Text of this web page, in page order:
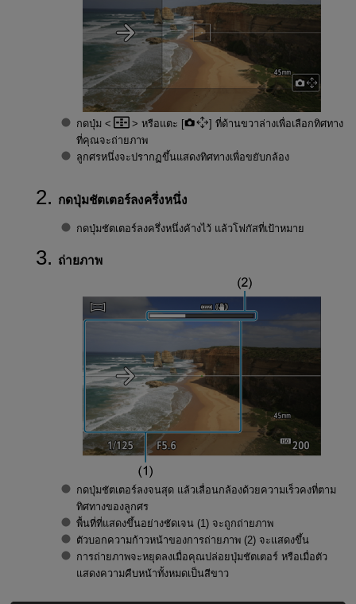
กดปุ่ม หรือแตะ [
] ที่ด้านขวาล่างเพื่อเลือกทิศทาง
ที่คุณจะถ่ายภาพ
ลูกศรหนึ่งจะปรากฏขึ้นแสดงทิศทางเพื่อขยับกล้อง
กดปุ่มชัตเตอร์ลงครึ่งหนึ่ง
กดปุ่มชัตเตอร์ลงครึ่งหนึ่งค้างไว้ แล้วโฟกัสที่เป้าหมาย
ถ่ายภาพ
กดปุ่มชัตเตอร์ลงจนสุด แล้วเลื่อนกล้องด้วยความเร็วคงที่ตาม
ทิศทางของลูกศร
พื้นที่ที่แสดงขึ้นอย่างชัดเจน (1) จะถูกถ่ายภาพ
ตัวบอกความก้าวหน้าของการถ่ายภาพ (2) จะแสดงขึ้น
การถ่ายภาพจะหยุดลงเมื่อคุณปล่อยปุ่มชัตเตอร์ หรือเมื่อตัว
แสดงความคืบหน้าทั้งหมดเป็นสีขาว